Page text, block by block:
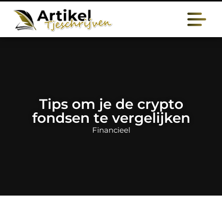
Tips om je de crypto
fondsen te vergelijken
Financieel